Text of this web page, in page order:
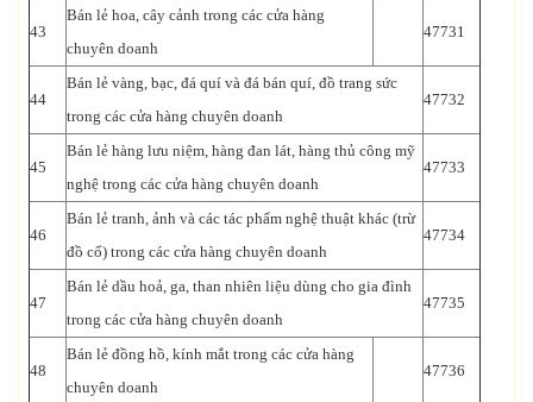
43
Bán lẻ hoa, cây cảnh trong các cửa hàng
chuyên doanh
47731
44
Bán lẻ vàng, bạc, đá quí và đá bán quí, đồ trang sức
trong các cửa hàng chuyên doanh
47732
45
Bán lẻ hàng lưu niệm, hàng đan lát, hàng thủ công mỹ
nghệ trong các cửa hàng chuyên doanh
47733
46
Bán lẻ tranh, ảnh và các tác phẩm nghệ thuật khác (trừ
đồ cổ) trong các cửa hàng chuyên doanh
47734
47
Bán lẻ dầu hoả, ga, than nhiên liệu dùng cho gia đình
trong các cửa hàng chuyên doanh
47735
48
Bán lẻ đồng hồ, kính mắt trong các cửa hàng
chuyên doanh
47736